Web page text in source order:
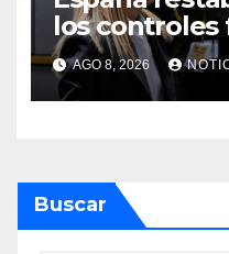
los
Italia tras el
a retirar las
AGO 8, 2026
Buscar